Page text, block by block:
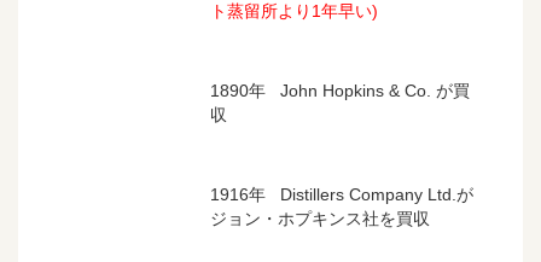
ト蒸留所より1年早い)
1890年 John Hopkins & Co. が買
収
1916年 Distillers Company Ltd.が
ジョン・ホプキンス社を買収